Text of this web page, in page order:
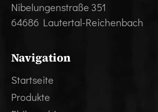
Nibelungenstraße 351
64686 Lautertal-Reichenbach
Navigation
Startseite
Produkte